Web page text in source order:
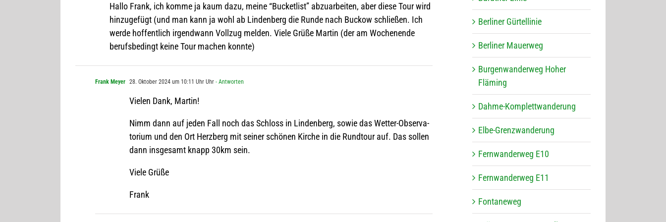
Hallo Frank, ich komme ja kaum dazu, meine “Bucket­list” abzu­ar­bei­ten, aber diese Tour wird
hin­zu­ge­fügt (und man kann ja wohl ab Lin­den­berg die Runde nach Buc­kow schlie­ßen. Ich
werde hof­fent­lich irgend­wann Voll­zug mel­den. Viele Grüße Mar­tin (der am Wochen­ende
berufs­be­dingt keine Tour machen konnte)
Frank Meyer 28. Oktober 2024 um 10:11 Uhr Uhr - Antworten
Vie­len Dank, Martin!
Nimm dann auf jeden Fall noch das Schloss in Lin­den­berg, sowie das Wet­ter-Obser­va­
to­rium und den Ort Herz­berg mit sei­ner schö­nen Kir­che in die Rund­tour auf. Das sol­len
dann ins­ge­samt knapp 30km sein.
Viele Grüße
Frank
Ber­li­ner Gürtellinie
Ber­li­ner Mauerweg
Bur­gen­wan­der­weg Hoher
Fläming
Dahme-Kom­plett­wan­de­rung
Elbe-Grenz­wan­de­rung
Fern­wan­der­weg E10
Fern­wan­der­weg E11
Fon­ta­ne­weg